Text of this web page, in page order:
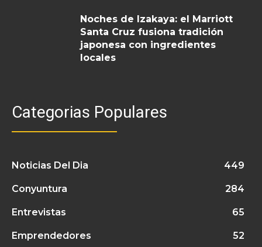
Noches de Izakaya: el Marriott
Santa Cruz fusiona tradición
japonesa con ingredientes
locales
Categorias Populares
Noticias Del Dia 449
Conyuntura 284
Entrevistas 65
Emprendedores 52